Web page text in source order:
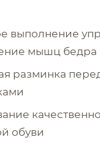
выполнение
мышц бедра
разминка
обуви